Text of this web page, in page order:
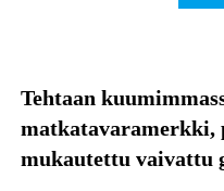
Tehtaan
matkatavaramerkki,
mukautettu vaivattu